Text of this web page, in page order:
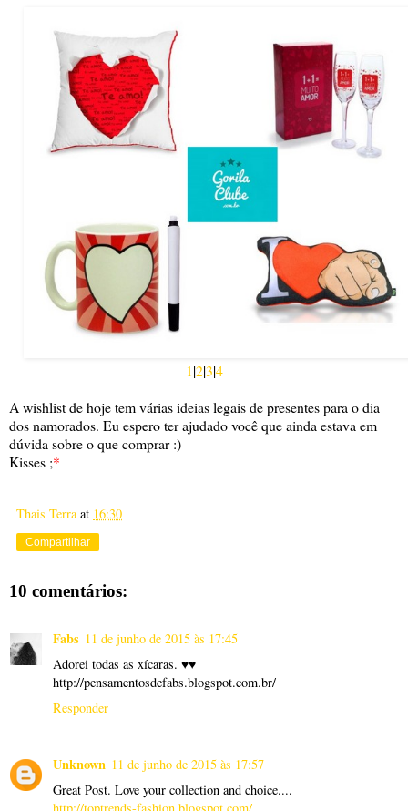
1|2|3|4
A wishlist de hoje tem várias ideias legais de presentes para o dia
dos namorados. Eu espero ter ajudado você que ainda estava em
dúvida sobre o que comprar :)
Kisses ;*
Thais Terra at 16:30
Compartilhar
10 comentários:
Fabs 11 de junho de 2015 às 17:45
Adorei todas as xícaras. ♥♥
http://pensamentosdefabs.blogspot.com.br/
Responder
Unknown 11 de junho de 2015 às 17:57
Great Post. Love your collection and choice....